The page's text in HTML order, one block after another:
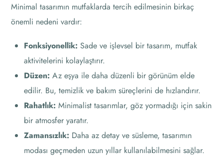
Minimal tasarımın mutfaklarda tercih edilmesinin birkaç
önemli nedeni vardır:
Fonksiyonellik: Sade ve işlevsel bir tasarım, mutfak
aktivitelerini kolaylaştırır.
Düzen: Az eşya ile daha düzenli bir görünüm elde
edilir. Bu, temizlik ve bakım süreçlerini de hızlandırır.
Rahatlık: Minimalist tasarımlar, göz yormadığı için sakin
bir atmosfer yaratır.
Zamansızlık: Daha az detay ve süsleme, tasarımın
modası geçmeden uzun yıllar kullanılabilmesini sağlar.